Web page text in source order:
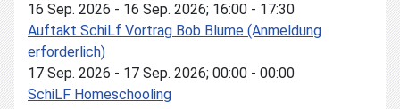
16 Sep. 2026 - 16 Sep. 2026; 16:00 - 17:30
Auftakt SchiLf Vortrag Bob Blume (Anmeldung
erforderlich)
17 Sep. 2026 - 17 Sep. 2026; 00:00 - 00:00
SchiLF Homeschooling